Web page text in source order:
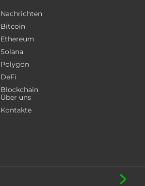
Nachrichten
Bitcoin
Ethereum
Solana
Polygon
DeFi
Blockchain
Über uns
Kontakte